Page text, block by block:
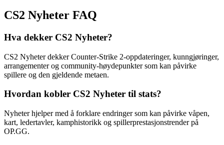
CS2 Nyheter FAQ
Hva dekker CS2 Nyheter?
CS2 Nyheter dekker Counter-Strike 2-oppdateringer, kunngjøringer,
arrangementer og community-høydepunkter som kan påvirke
spillere og den gjeldende metaen.
Hvordan kobler CS2 Nyheter til stats?
Nyheter hjelper med å forklare endringer som kan påvirke våpen,
kart, ledertavler, kamphistorikk og spillerprestasjonstrender på
OP.GG.